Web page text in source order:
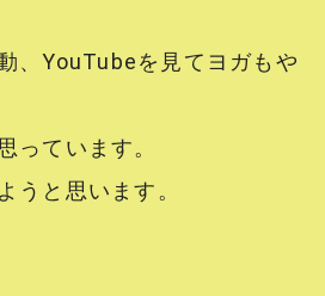
、YouTubeを見てヨガもや
っています。
うと思います。